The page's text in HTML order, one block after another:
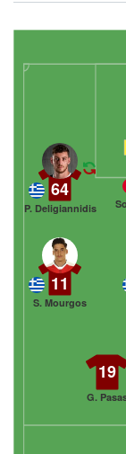
64
P. Deligiannidis
11
S. Mourgos
19
G.